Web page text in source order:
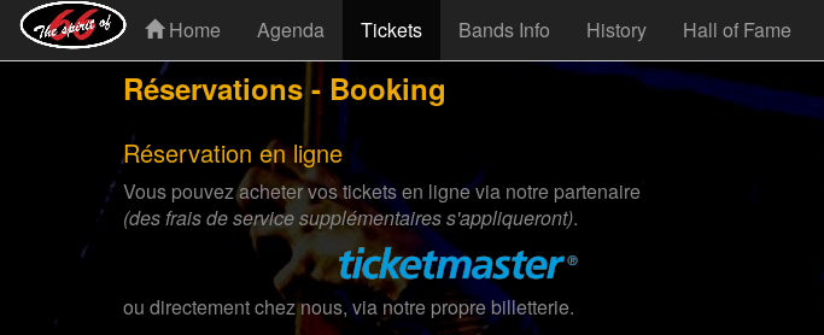
Home Agenda Tickets Bands Info History Hall of Fame
Réservations - Booking
Réservation en ligne
Vous pouvez acheter vos tickets en ligne via notre partenaire
(des frais de service supplémentaires s'appliqueront).
ou directement chez nous, via notre propre billetterie.